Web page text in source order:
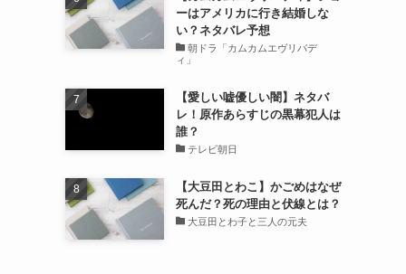
ーはアメリカに行き結婚しな
い？ネタバレ予想
朝ドラ「カムカムエヴリバデ
ィ」
【愛しい嘘優しい闇】ネタバ
レ！原作あらすじの黒幕犯人は
誰？
テレビ朝日
【大豆田とわこ】かごめはなぜ
死んだ？死の理由と伏線とは？
大豆田とわ子と三人の元夫